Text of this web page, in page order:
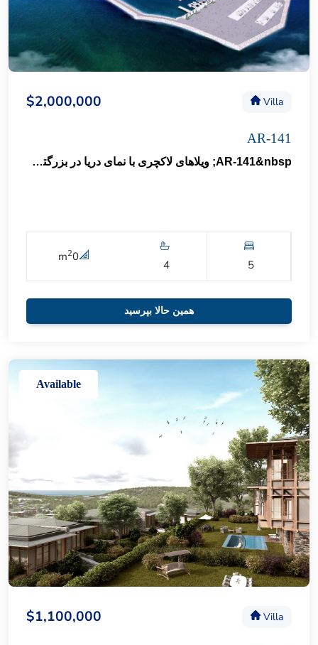
Villa
$2,000,000
AR-141
AR-141&nbsp; ویلاهای لاکچری با نمای دریا در بزرگترین منطقه ی ساحلی شهر استانبول 79
5
4
0
m2
همین حالا بپرسید
Available
Villa
$1,100,000